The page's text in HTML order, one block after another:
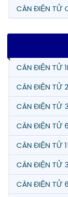
CÂN ĐIỆN TỬ
CÂN ĐIỆN TỬ
CÂN ĐIỆN TỬ
CÂN ĐIỆN TỬ
CÂN ĐIỆN TỬ
CÂN ĐIỆN TỬ
CÂN ĐIỆN TỬ
CÂN ĐIỆN TỬ